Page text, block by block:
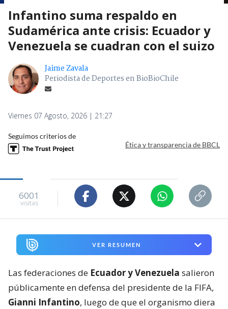
Infantino suma respaldo en
Sudamérica ante crisis: Ecuador y
Venezuela se cuadran con el suizo
Jaime Zavala
Periodista de Deportes en BioBioChile
Viernes 07 Agosto, 2026 | 21:27
Seguimos criterios de
Ética y transparencia de BBCL
6001
visitas
VER RESUMEN
Las federaciones de Ecuador y Venezuela salieron
públicamente en defensa del presidente de la FIFA,
Gianni Infantino, luego de que el organismo diera